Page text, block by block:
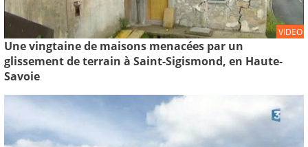
VIDEO
Une vingtaine de maisons menacées par un
glissement de terrain à Saint-Sigismond, en Haute-
Savoie